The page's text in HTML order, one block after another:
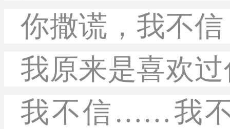
你撒谎，我不
我原来是喜欢
我不信……我